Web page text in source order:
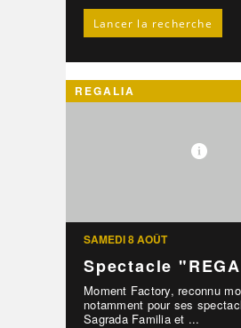
REGALIA
SAMEDI 8 AOÛT
Spectacle
Moment Factory, reconnu
notamment pour ses
Sagrada Familia et ...